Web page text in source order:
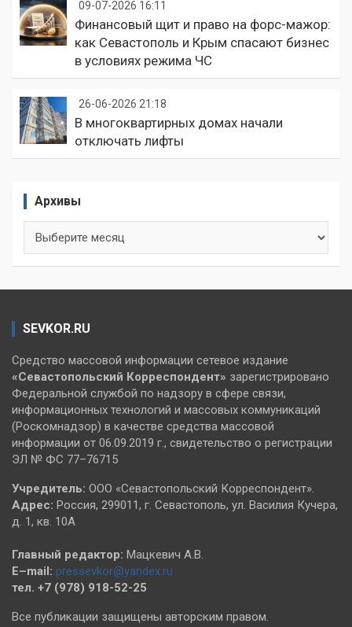
09-07-2026 16:11
Финансовый щит и право на форс-мажор:
как Севастополь и Крым спасают бизнес
в условиях режима ЧС
26-06-2026 21:18
В многоквартирных домах начали
отключать лифты
Архивы
SEVKOR.RU
Средство массовой информации сетевое издание
«Севастопольский Корреспондент» зарегистрировано
Федеральной службой по надзору в сфере связи,
информационных технологий и массовых коммуникаций
(Роскомнадзор) в качестве средства массовой
информации от 06.09.2019 г., свидетельство о регистрации
ЭЛ № ФС 77–76715
Учредитель: ООО «Севастопольский Корреспондент».
Адрес: Россия, 299011, г. Севастополь, ул. Василия Кучера,
д. 1, кв. 10А
Главный редактор: Мацкевич А.В.
E–mail: pressevkor@yandex.ru
тел. +7 (978) 918-52-25
Все публикации защищены авторским правом.